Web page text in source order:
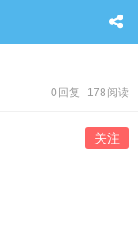
0 回复 178 阅读
关注